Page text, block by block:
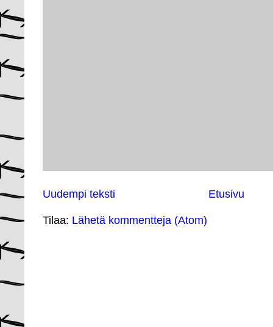
Uudempi teksti Etusivu
Tilaa: Lähetä kommentteja (Atom)